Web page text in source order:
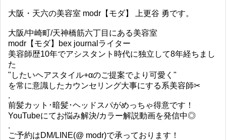
大阪・天六の美容室 modr【モダ】 上更谷 勇です。
大阪/中崎町/天神橋筋六丁目にある美容室
modr【モダ】bex journalライター
美容師歴10年でアシスタント時代に独立して8年経ちまし
た
"したいヘアスタイル+αのご提案でより可愛く"
を常に意識したカウンセリング大事にする系美容師✂︎
.
前髪カット･暗髪･ヘッドスパがめっちゃ得意です！
YouTubeにてお悩み解決/カラー解説動画を発信中◎
.
ご予約はDM/LINE(@ modr)で承っております！